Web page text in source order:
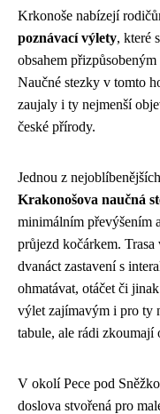
Krkonoše nabízejí
poznávací výlety, které
obsahem
Naučné stezky v tomto
zaujaly i ty nejmenší
české přírody.
Jednou z
Krakonošova naučná
minimálním převýšením
průjezd kočárkem.
dvanáct zastavení s
ohmatávat, otáčet či
výlet zajímavým i pro ty
tabule, ale rádi zkoumají
V okolí Pece pod
doslova stvořená pro